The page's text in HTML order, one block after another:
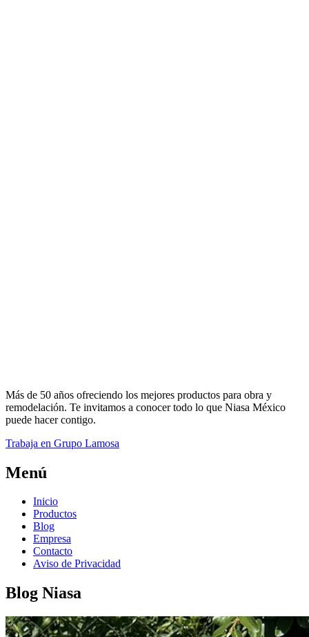
Más de 50 años ofreciendo los mejores productos para obra y
remodelación. Te invitamos a conocer todo lo que Niasa México
puede hacer contigo.
Trabaja en Grupo Lamosa
Menú
Inicio
Productos
Blog
Empresa
Contacto
Aviso de Privacidad
Blog Niasa